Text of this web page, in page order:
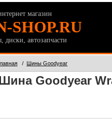
магазин
SHOP.RU
диски, автозапчасти
/ Шины Goodyear
Goodyear